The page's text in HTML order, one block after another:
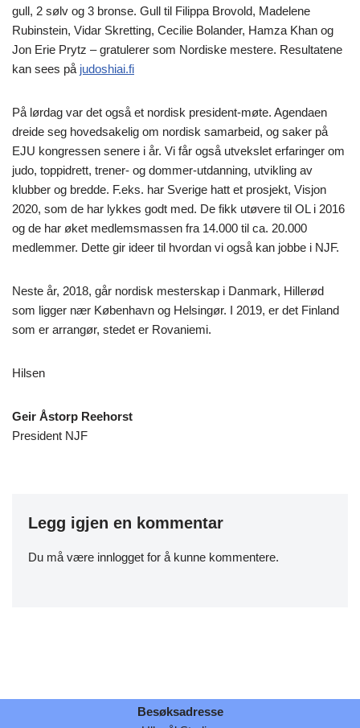
gull, 2 sølv og 3 bronse. Gull til Filippa Brovold, Madelene
Rubinstein, Vidar Skretting, Cecilie Bolander, Hamza Khan og
Jon Erie Prytz – gratulerer som Nordiske mestere. Resultatene
kan sees på judoshiai.fi
På lørdag var det også et nordisk president-møte. Agendaen
dreide seg hovedsakelig om nordisk samarbeid, og saker på
EJU kongressen senere i år. Vi får også utvekslet erfaringer om
judo, toppidrett, trener- og dommer-utdanning, utvikling av
klubber og bredde. F.eks. har Sverige hatt et prosjekt, Visjon
2020, som de har lykkes godt med. De fikk utøvere til OL i 2016
og de har øket medlemsmassen fra 14.000 til ca. 20.000
medlemmer. Dette gir ideer til hvordan vi også kan jobbe i NJF.
Neste år, 2018, går nordisk mesterskap i Danmark, Hillerød
som ligger nær København og Helsingør. I 2019, er det Finland
som er arrangør, stedet er Rovaniemi.
Hilsen
Geir Åstorp Reehorst
President NJF
Legg igjen en kommentar
Du må være innlogget for å kunne kommentere.
Besøksadresse